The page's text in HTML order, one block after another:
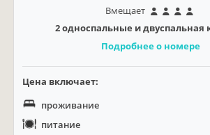
Вмещает
2 односпальные и двуспальная
Подробнее о номере
Цена включает:
проживание
питание